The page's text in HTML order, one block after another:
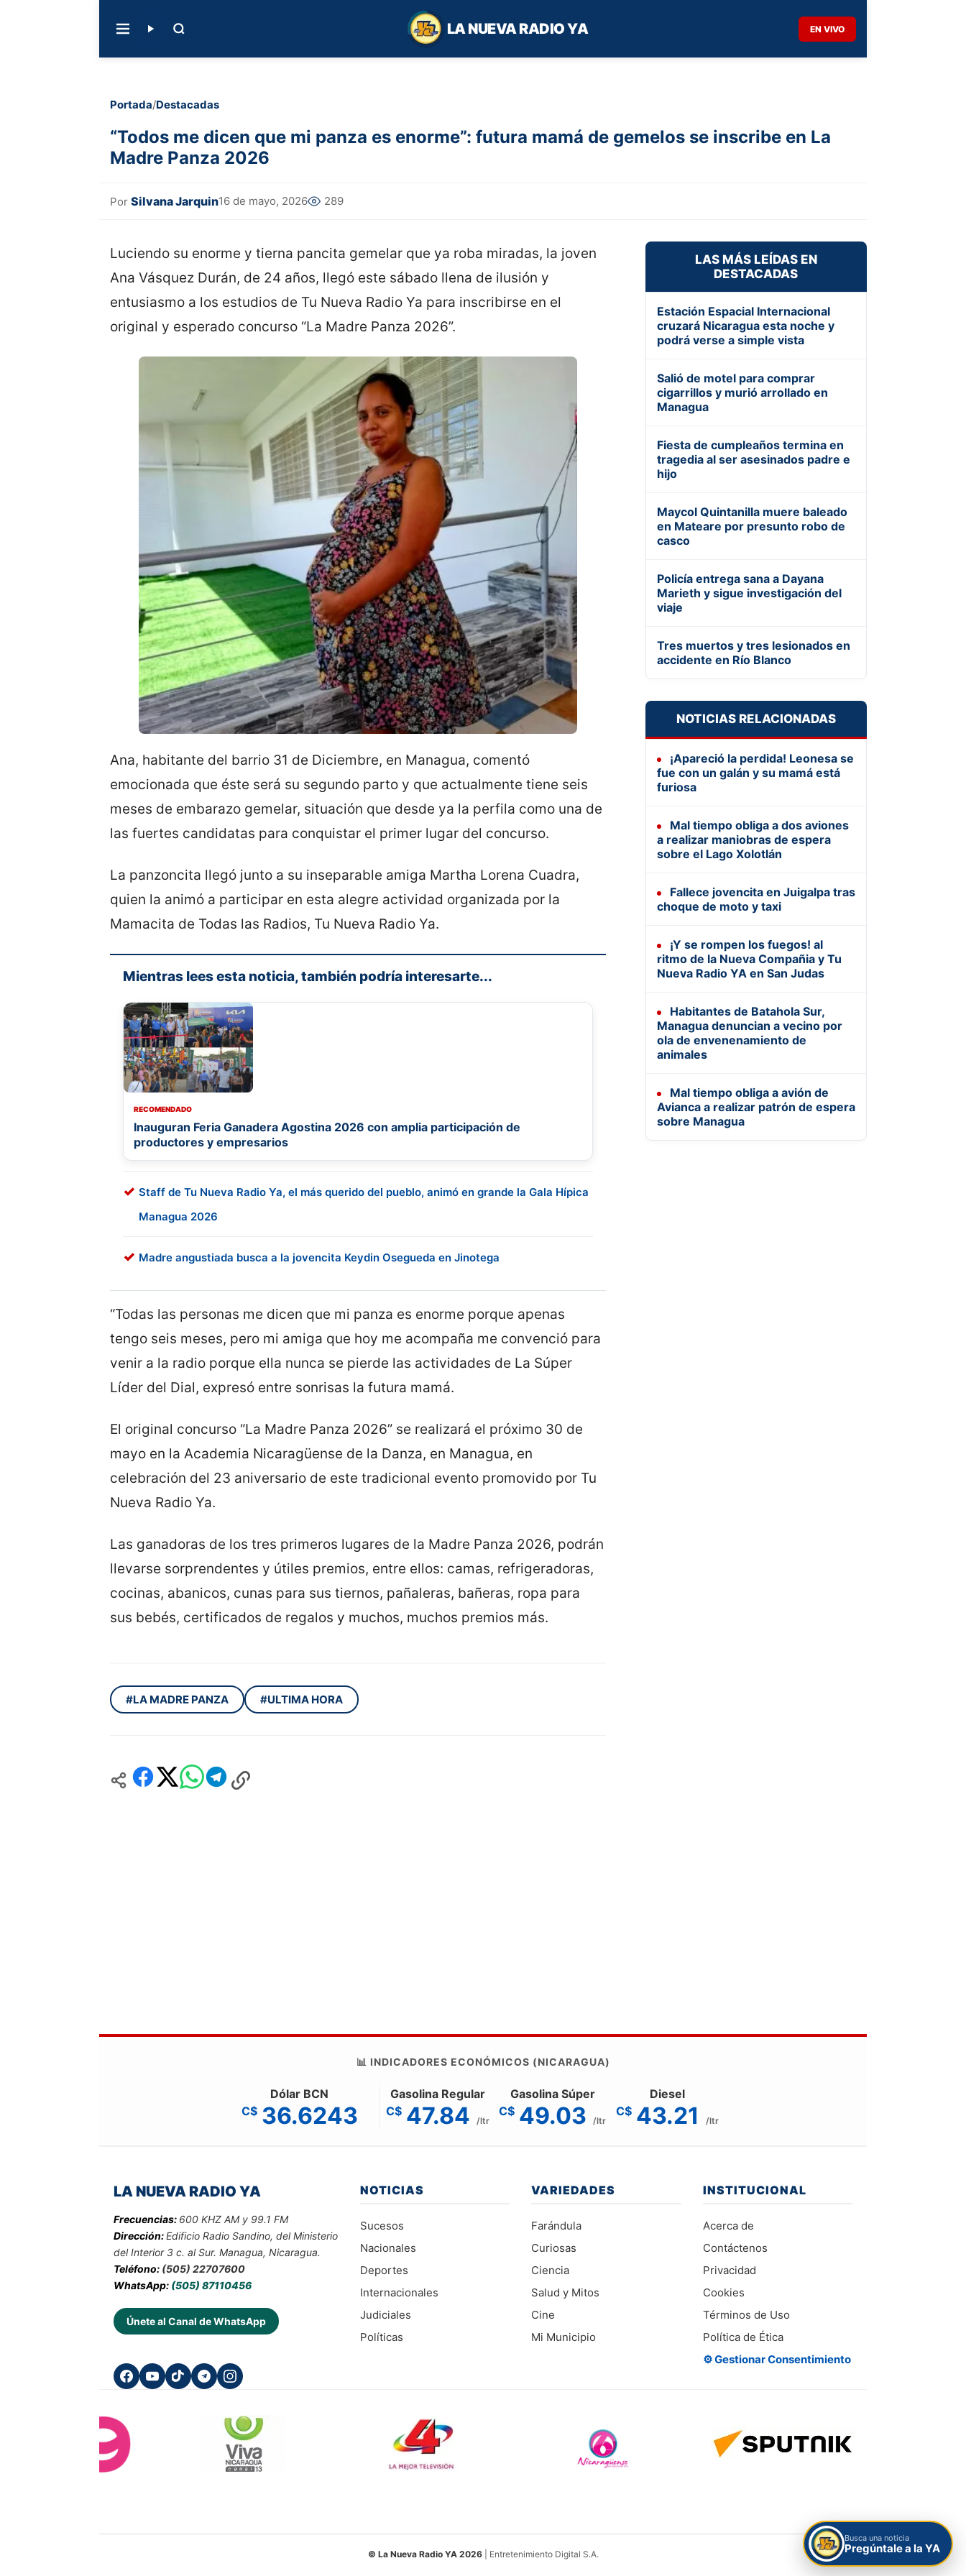
LA NUEVA RADIO YA EN VIVO
Portada/Destacadas
“Todos me dicen que mi panza es enorme”: futura mamá de gemelos se inscribe en La
Madre Panza 2026
Por Silvana Jarquin16 de mayo, 2026 289
Luciendo su enorme y tierna pancita gemelar que ya roba miradas, la joven
Ana Vásquez Durán, de 24 años, llegó este sábado llena de ilusión y
entusiasmo a los estudios de Tu Nueva Radio Ya para inscribirse en el
original y esperado concurso “La Madre Panza 2026”.
Ana, habitante del barrio 31 de Diciembre, en Managua, comentó
emocionada que éste será su segundo parto y que actualmente tiene seis
meses de embarazo gemelar, situación que desde ya la perfila como una de
las fuertes candidatas para conquistar el primer lugar del concurso.
La panzoncita llegó junto a su inseparable amiga Martha Lorena Cuadra,
quien la animó a participar en esta alegre actividad organizada por la
Mamacita de Todas las Radios, Tu Nueva Radio Ya.
Mientras lees esta noticia, también podría interesarte...
RECOMENDADO
Inauguran Feria Ganadera Agostina 2026 con amplia participación de
productores y empresarios
Staff de Tu Nueva Radio Ya, el más querido del pueblo, animó en grande la Gala Hípica
Managua 2026
Madre angustiada busca a la jovencita Keydin Osegueda en Jinotega
“Todas las personas me dicen que mi panza es enorme porque apenas
tengo seis meses, pero mi amiga que hoy me acompaña me convenció para
venir a la radio porque ella nunca se pierde las actividades de La Súper
Líder del Dial, expresó entre sonrisas la futura mamá.
El original concurso “La Madre Panza 2026” se realizará el próximo 30 de
mayo en la Academia Nicaragüense de la Danza, en Managua, en
celebración del 23 aniversario de este tradicional evento promovido por Tu
Nueva Radio Ya.
Las ganadoras de los tres primeros lugares de la Madre Panza 2026, podrán
llevarse sorprendentes y útiles premios, entre ellos: camas, refrigeradoras,
cocinas, abanicos, cunas para sus tiernos, pañaleras, bañeras, ropa para
sus bebés, certificados de regalos y muchos, muchos premios más.
#LA MADRE PANZA #ULTIMA HORA
LAS MÁS LEÍDAS EN
DESTACADAS
Estación Espacial Internacional
cruzará Nicaragua esta noche y
podrá verse a simple vista
Salió de motel para comprar
cigarrillos y murió arrollado en
Managua
Fiesta de cumpleaños termina en
tragedia al ser asesinados padre e
hijo
Maycol Quintanilla muere baleado
en Mateare por presunto robo de
casco
Policía entrega sana a Dayana
Marieth y sigue investigación del
viaje
Tres muertos y tres lesionados en
accidente en Río Blanco
NOTICIAS RELACIONADAS
¡Apareció la perdida! Leonesa se
fue con un galán y su mamá está
furiosa
Mal tiempo obliga a dos aviones
a realizar maniobras de espera
sobre el Lago Xolotlán
Fallece jovencita en Juigalpa tras
choque de moto y taxi
¡Y se rompen los fuegos! al
ritmo de la Nueva Compañia y Tu
Nueva Radio YA en San Judas
Habitantes de Batahola Sur,
Managua denuncian a vecino por
ola de envenenamiento de
animales
Mal tiempo obliga a avión de
Avianca a realizar patrón de espera
sobre Managua
Busca una noticia
Pregúntale a la YA
📊 INDICADORES ECONÓMICOS (NICARAGUA)
Dólar BCN
C$ 36.6243
Gasolina Regular
C$ 47.84 /ltr
Gasolina Súper
C$ 49.03 /ltr
Diesel
C$ 43.21 /ltr
LA NUEVA RADIO YA
Frecuencias: 600 KHZ AM y 99.1 FM
Dirección:Edificio Radio Sandino, del Ministerio
del Interior 3 c. al Sur. Managua, Nicaragua.
Teléfono: (505) 22707600
WhatsApp: (505) 87110456
Únete al Canal de WhatsApp
NOTICIAS
Sucesos
Nacionales
Deportes
Internacionales
Judiciales
Políticas
VARIEDADES
Farándula
Curiosas
Ciencia
Salud y Mitos
Cine
Mi Municipio
INSTITUCIONAL
Acerca de
Contáctenos
Privacidad
Cookies
Términos de Uso
Política de Ética
⚙️ Gestionar Consentimiento
© La Nueva Radio YA 2026 | Entretenimiento Digital S.A.